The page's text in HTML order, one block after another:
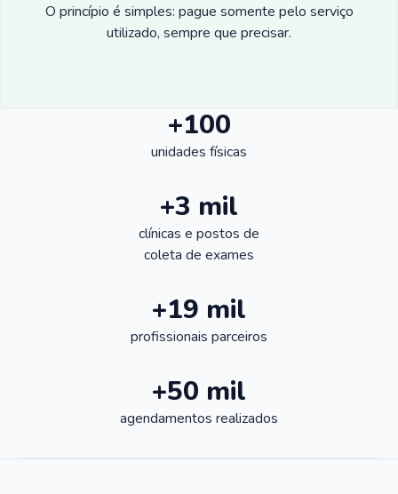
O princípio é simples: pague somente pelo serviço
utilizado, sempre que precisar.
+100
unidades físicas
+3 mil
clínicas e postos de
coleta de exames
+19 mil
profissionais parceiros
+50 mil
agendamentos realizados